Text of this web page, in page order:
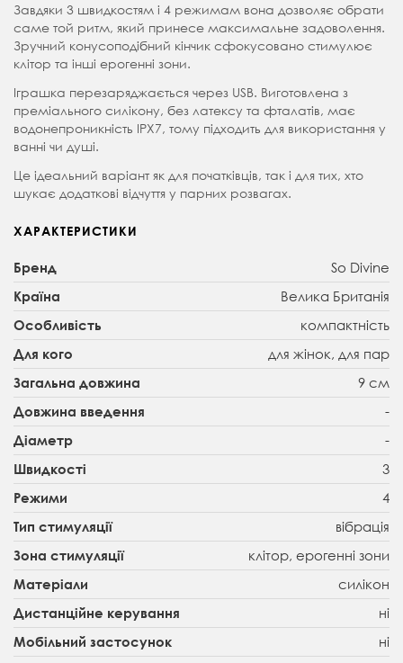
Завдяки 3 швидкостям і 4 режимам вона дозволяє обрати
саме той ритм, який принесе максимальне задоволення.
Зручний конусоподібний кінчик сфокусовано стимулює
клітор та інші ерогенні зони.
Іграшка перезаряджається через USB. Виготовлена з
преміального силікону, без латексу та фталатів, має
водонепроникність IPX7, тому підходить для використання у
ванні чи душі.
Це ідеальний варіант як для початківців, так і для тих, хто
шукає додаткові відчуття у парних розвагах.
ХАРАКТЕРИСТИКИ
Бренд So Divine
Країна Велика Британія
Особливість компактність
Для кого для жінок, для пар
Загальна довжина 9 см
Довжина введення -
Діаметр -
Швидкості 3
Режими 4
Тип стимуляції вібрація
Зона стимуляції клітор, ерогенні зони
Матеріали силікон
Дистанційне керування ні
Мобільний застосунок ні